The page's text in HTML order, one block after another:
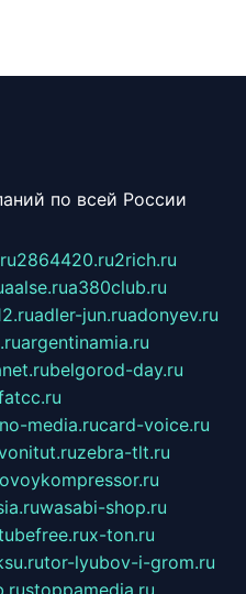
по всей России
2864420.ru2rich.ru
aalse.rua380club.ru
adler-jun.ruadonyev.ru
argentinamia.ru
belgorod-day.ru
media.rucard-voice.ru
zebra-tlt.ru
wasabi-shop.ru
x-ton.ru
tor-lyubov-i-grom.ru